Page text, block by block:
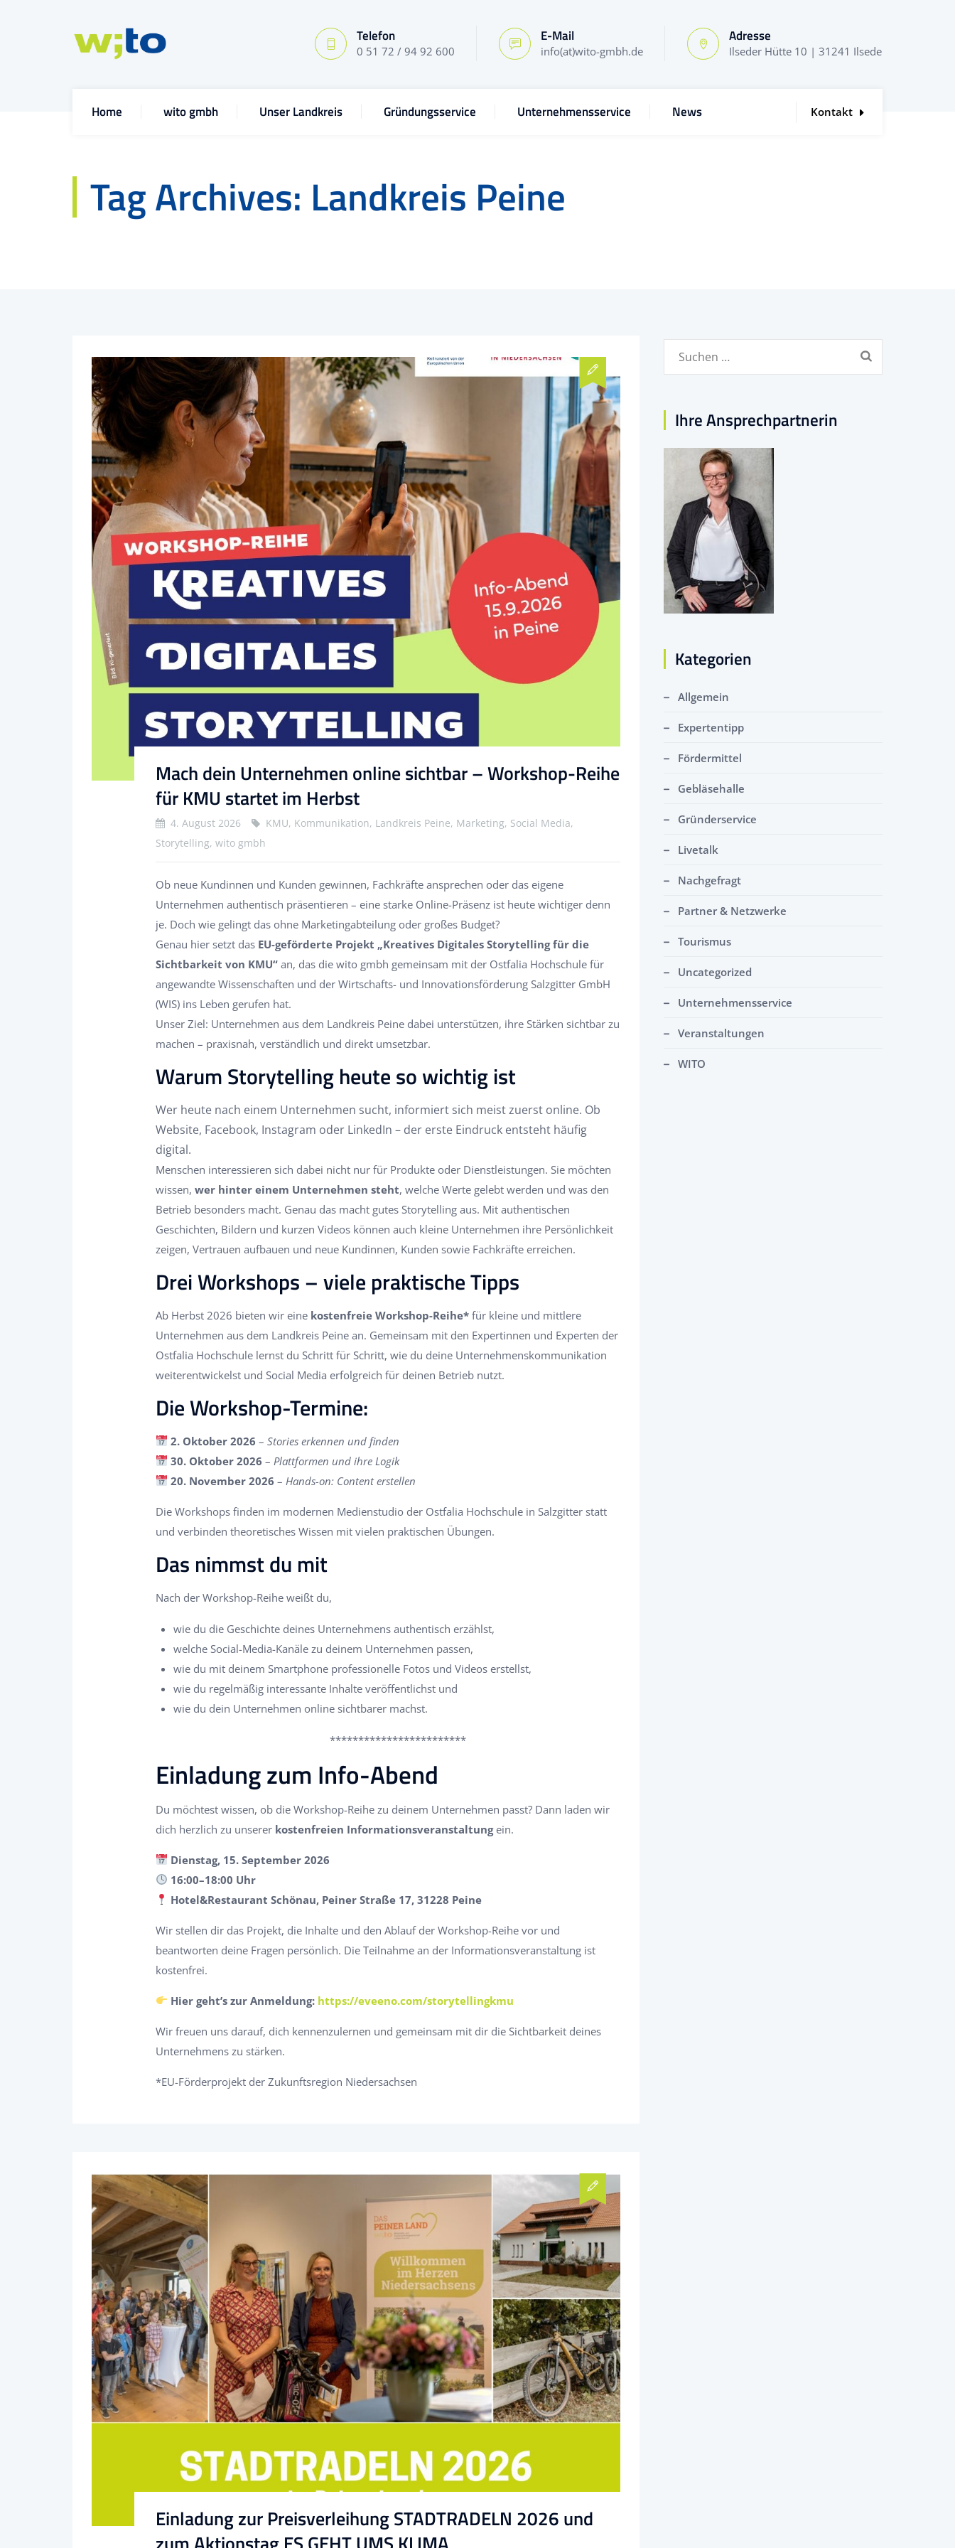
Telefon
0 51 72 / 94 92 600
E-Mail
info(at)wito-gmbh.de
Adresse
Ilseder Hütte 10 | 31241 Ilsede
Home wito gmbh Unser Landkreis Gründungsservice Unternehmensservice News Kontakt
Tag Archives: Landkreis Peine
Mach dein Unternehmen online sichtbar – Workshop-Reihe
für KMU startet im Herbst
4. August 2026
KMU, Kommunikation, Landkreis Peine, Marketing, Social Media,
Storytelling, wito gmbh
Ob neue Kundinnen und Kunden gewinnen, Fachkräfte ansprechen oder das eigene
Unternehmen authentisch präsentieren – eine starke Online-Präsenz ist heute wichtiger denn
je. Doch wie gelingt das ohne Marketingabteilung oder großes Budget?
Genau hier setzt das EU-geförderte Projekt „Kreatives Digitales Storytelling für die
Sichtbarkeit von KMU“ an, das die wito gmbh gemeinsam mit der Ostfalia Hochschule für
angewandte Wissenschaften und der Wirtschafts- und Innovationsförderung Salzgitter GmbH
(WIS) ins Leben gerufen hat.
Unser Ziel: Unternehmen aus dem Landkreis Peine dabei unterstützen, ihre Stärken sichtbar zu
machen – praxisnah, verständlich und direkt umsetzbar.
Warum Storytelling heute so wichtig ist
Wer heute nach einem Unternehmen sucht, informiert sich meist zuerst online. Ob
Website, Facebook, Instagram oder LinkedIn – der erste Eindruck entsteht häufig
digital.
Menschen interessieren sich dabei nicht nur für Produkte oder Dienstleistungen. Sie möchten
wissen, wer hinter einem Unternehmen steht, welche Werte gelebt werden und was den
Betrieb besonders macht. Genau das macht gutes Storytelling aus. Mit authentischen
Geschichten, Bildern und kurzen Videos können auch kleine Unternehmen ihre Persönlichkeit
zeigen, Vertrauen aufbauen und neue Kundinnen, Kunden sowie Fachkräfte erreichen.
Drei Workshops – viele praktische Tipps
Ab Herbst 2026 bieten wir eine kostenfreie Workshop-Reihe* für kleine und mittlere
Unternehmen aus dem Landkreis Peine an. Gemeinsam mit den Expertinnen und Experten der
Ostfalia Hochschule lernst du Schritt für Schritt, wie du deine Unternehmenskommunikation
weiterentwickelst und Social Media erfolgreich für deinen Betrieb nutzt.
Die Workshop-Termine:
2. Oktober 2026 –Stories erkennen und finden
30. Oktober 2026 – Plattformen und ihre Logik
20. November 2026 – Hands-on: Content erstellen
Die Workshops finden im modernen Medienstudio der Ostfalia Hochschule in Salzgitter statt
und verbinden theoretisches Wissen mit vielen praktischen Übungen.
Das nimmst du mit
Nach der Workshop-Reihe weißt du,
wie du die Geschichte deines Unternehmens authentisch erzählst,
welche Social-Media-Kanäle zu deinem Unternehmen passen,
wie du mit deinem Smartphone professionelle Fotos und Videos erstellst,
wie du regelmäßig interessante Inhalte veröffentlichst und
wie du dein Unternehmen online sichtbarer machst.
************************
Einladung zum Info-Abend
Du möchtest wissen, ob die Workshop-Reihe zu deinem Unternehmen passt? Dann laden wir
dich herzlich zu unserer kostenfreien Informationsveranstaltungein.
Dienstag, 15. September 2026
16:00–18:00 Uhr
Hotel&Restaurant Schönau, Peiner Straße 17, 31228 Peine
Wir stellen dir das Projekt, die Inhalte und den Ablauf der Workshop-Reihe vor und
beantworten deine Fragen persönlich. Die Teilnahme an der Informationsveranstaltung ist
kostenfrei.
Hier geht’s zur Anmeldung: https://eveeno.com/storytellingkmu
Wir freuen uns darauf, dich kennenzulernen und gemeinsam mit dir die Sichtbarkeit deines
Unternehmens zu stärken.
*EU-Förderprojekt der Zukunftsregion Niedersachsen
Einladung zur Preisverleihung STADTRADELN 2026 und
Suchen
Ihre Ansprechpartnerin
Kategorien
Allgemein
Expertentipp
Fördermittel
Gebläsehalle
Gründerservice
Livetalk
Nachgefragt
Partner & Netzwerke
Tourismus
Uncategorized
Unternehmensservice
Veranstaltungen
WITO